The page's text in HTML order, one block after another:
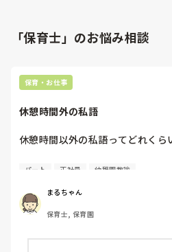
「保育士」のお悩み相談
保育・お仕事
休憩時間外の私語
休憩時間以外の私語ってどれくら
私が働いている職場では、保育室
休憩時間は自然と私語があり、1
ている職員と交代します。
パート 正社員 幼稚園教諭
まるちゃん
保育士, 保育園